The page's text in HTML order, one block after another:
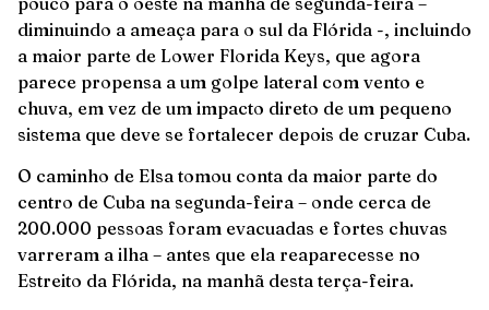
diminuindo a ameaça para o sul da Flórida -, incluindo
a maior parte de Lower Florida Keys, que agora
parece propensa a um golpe lateral com vento e
chuva, em vez de um impacto direto de um pequeno
sistema que deve se fortalecer depois de cruzar Cuba.
O caminho de Elsa tomou conta da maior parte do
centro de Cuba na segunda-feira – onde cerca de
200.000 pessoas foram evacuadas e fortes chuvas
varreram a ilha – antes que ela reaparecesse no
Estreito da Flórida, na manhã desta terça-feira.